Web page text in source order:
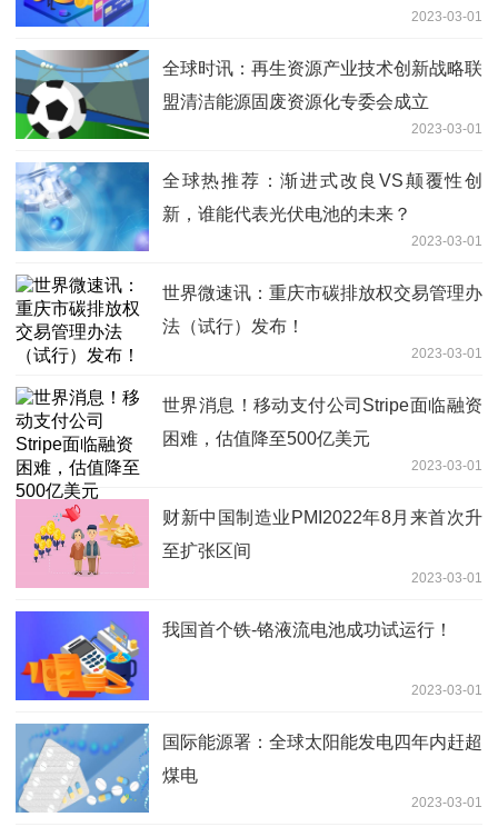
2023-03-01
全球时讯：再生资源产业技术创新战略联
盟清洁能源固废资源化专委会成立
2023-03-01
全球热推荐：渐进式改良VS颠覆性创
新，谁能代表光伏电池的未来？
2023-03-01
世界微速讯：重庆市碳排放权交易管理办
法（试行）发布！
2023-03-01
世界消息！移动支付公司Stripe面临融资
困难，估值降至500亿美元
2023-03-01
财新中国制造业PMI2022年8月来首次升
至扩张区间
2023-03-01
我国首个铁-铬液流电池成功试运行！
2023-03-01
国际能源署：全球太阳能发电四年内赶超
煤电
2023-03-01